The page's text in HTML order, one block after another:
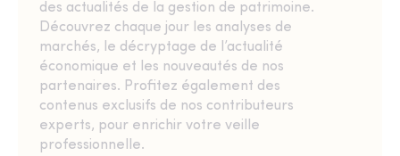
des actualités de la gestion de patrimoine.
Découvrez chaque jour les analyses de
marchés, le décryptage de l’actualité
économique et les nouveautés de nos
partenaires. Profitez également des
contenus exclusifs de nos contributeurs
experts, pour enrichir votre veille
professionnelle.